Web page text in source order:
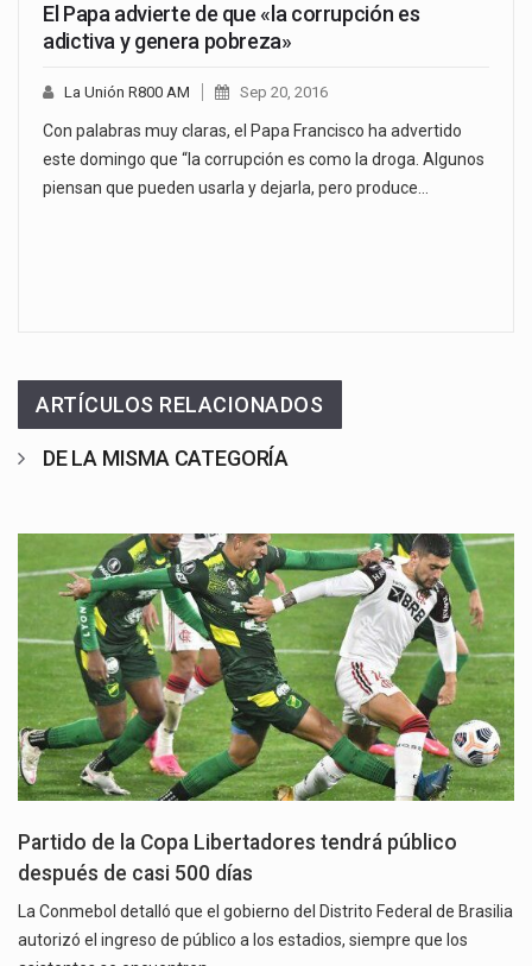
El Papa advierte de que «la corrupción es
adictiva y genera pobreza»
La Unión R800 AM Sep 20, 2016
Con palabras muy claras, el Papa Francisco ha advertido
este domingo que “la corrupción es como la droga. Algunos
piensan que pueden usarla y dejarla, pero produce…
ARTÍCULOS RELACIONADOS
DE LA MISMA CATEGORÍA
Partido de la Copa Libertadores tendrá público
después de casi 500 días
La Conmebol detalló que el gobierno del Distrito Federal de Brasilia
autorizó el ingreso de público a los estadios, siempre que los